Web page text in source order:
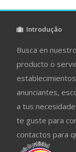
Introdução
Busca en
producto o
anunciantes,
a tus
te guste para
contactos para